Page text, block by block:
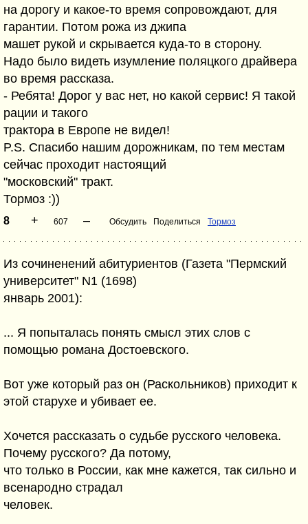
на дорогу и какое-то время сопровождают, для
гарантии. Потом рожа из джипа
машет рукой и скрывается куда-то в сторону.
Надо было видеть изумление поляцкого драйвера
во время рассказа.
- Ребята! Дорог у вас нет, но какой сервис! Я такой
рации и такого
трактора в Европе не видел!
P.S. Спасибо нашим дорожникам, по тем местам
сейчас проходит настоящий
"московский" тракт.
Тормоз :))
8 + 607 – Обсудить Поделиться Тормоз
Из сочиненений абитуриентов (Газета "Пермский
университет" N1 (1698)
январь 2001):
... Я попыталась понять смысл этих слов с
помощью романа Достоевского.
Вот уже который раз он (Раскольников) приходит к
этой старухе и убивает ее.
Хочется рассказать о судьбе русского человека.
Почему русского? Да потому,
что только в России, как мне кажется, так сильно и
всенародно страдал
человек.